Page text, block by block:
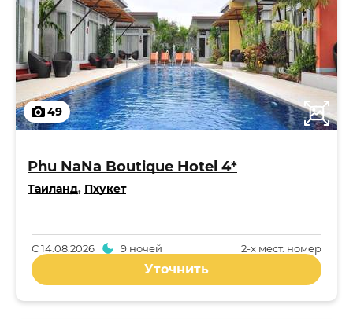
49
Phu NaNa Boutique Hotel 4*
Таиланд, Пхукет
2-x мест. номер
С14.08.2026 9 ночей
Уточнить